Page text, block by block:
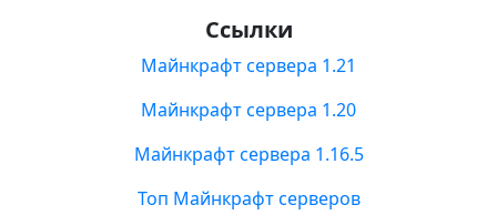
Ссылки
Майнкрафт сервера 1.21
Майнкрафт сервера 1.20
Майнкрафт сервера 1.16.5
Топ Майнкрафт серверов